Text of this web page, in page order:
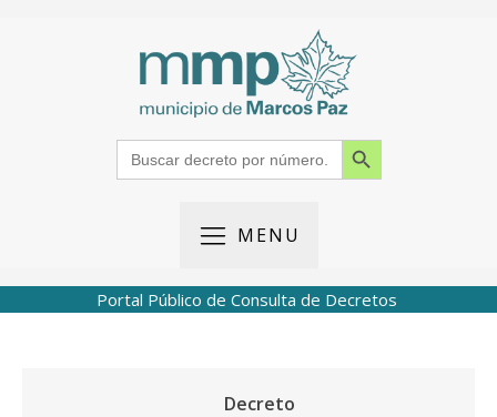
Search
for:
Search Button
MENU
Portal Público de Consulta de Decretos
Decreto